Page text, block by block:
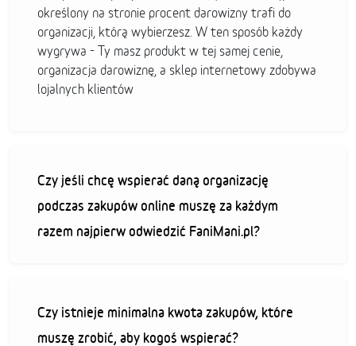
określony na stronie procent darowizny trafi do
organizacji, którą wybierzesz. W ten sposób każdy
wygrywa - Ty masz produkt w tej samej cenie,
organizacja darowiznę, a sklep internetowy zdobywa
lojalnych klientów
Czy jeśli chcę wspierać daną organizację
podczas zakupów online muszę za każdym
razem najpierw odwiedzić FaniMani.pl?
Czy istnieje minimalna kwota zakupów, które
muszę zrobić, aby kogoś wspierać?